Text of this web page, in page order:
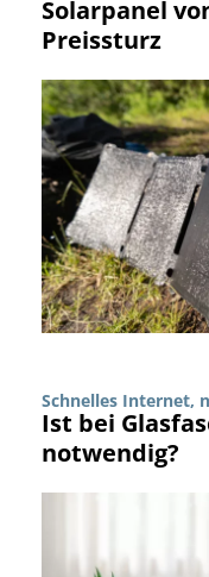
Solarpanel
Preissturz
Schnelles Internet,
Ist bei
notwendig?